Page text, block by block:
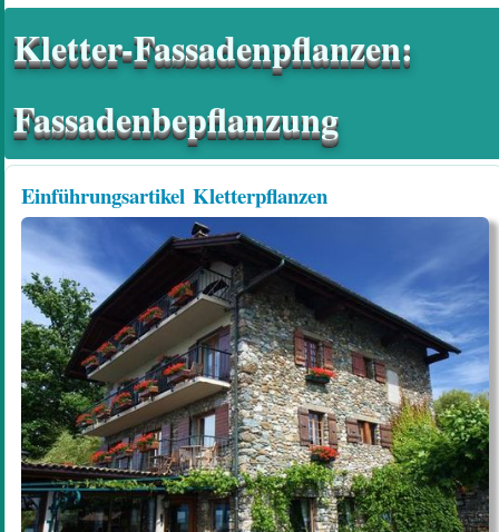
Kletter-Fassadenpflanzen:
Fassadenbepflanzung
Einführungsartikel Kletterpflanzen